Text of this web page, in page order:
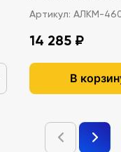
Артикул: АЛКМ-
14 285 ₽
В